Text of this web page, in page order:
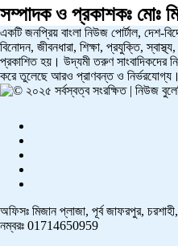
সম্পাদক ও প্রকাশকঃ মোঃ
একটি জনপ্রিয় বাংলা নিউজ পোর্টাল, দেশ-
বিনোদন, জীবনধারা, শিক্ষা, প্রযুক্তি,
প্রকাশিত হয়। উদ্যমী তরুণ সাংবাদিকদের
করে তুলেছে আরও প্রাণবন্ত ও নির্ভরযোগ্য।
অফিসঃ মিজান প্লাজা, পূর্ব জাফরপুর,
নম্বরঃ 01714650959